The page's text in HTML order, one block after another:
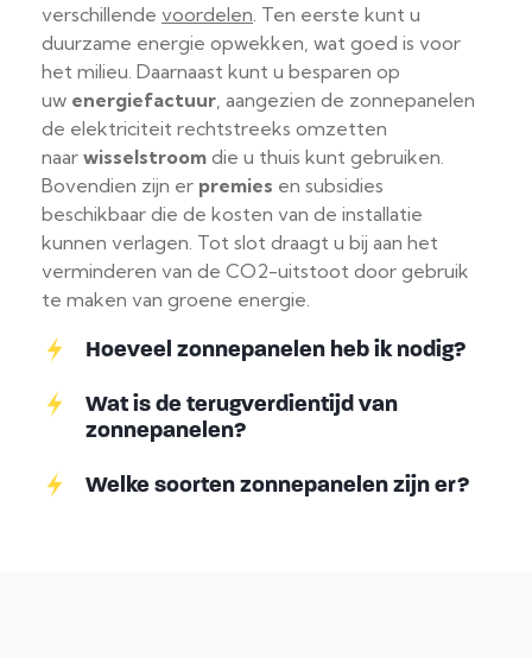
verschillende voordelen . Ten eerste kunt u
duurzame energie opwekken, wat goed is voor
het milieu. Daarnaast kunt u besparen op
uw energiefactuur , aangezien de zonnepanelen
de elektriciteit rechtstreeks omzetten
naar wisselstroom die u thuis kunt gebruiken.
Bovendien zijn er premies en subsidies
beschikbaar die de kosten van de installatie
kunnen verlagen. Tot slot draagt u bij aan het
verminderen van de CO2-uitstoot door gebruik
te maken van groene energie.
Hoeveel zonnepanelen heb ik nodig?
Wat is de terugverdientijd van
zonnepanelen?
Welke soorten zonnepanelen zijn er?